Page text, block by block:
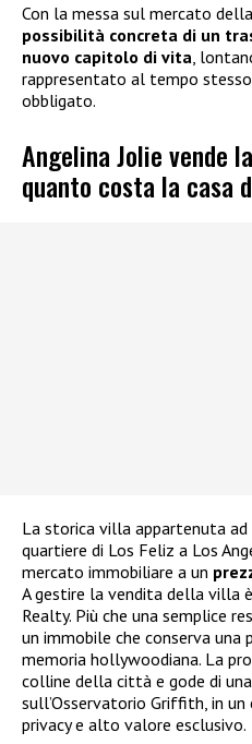
Con la messa sul mercato
possibilità concreta di un
nuovo capitolo di vita ,
rappresentato al tempo
obbligato.
Angelina Jolie vende
quanto costa la casa
La storica villa appartenuta ad
quartiere di Los Feliz a Los
mercato immobiliare a un
A gestire la vendita della villa
Realty. Più che una semplice
un immobile che conserva
memoria hollywoodiana. La
colline della città e gode di
sull’Osservatorio Griffith, in
privacy e alto valore esclusivo.